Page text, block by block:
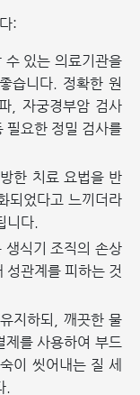
:
수 있는 의료기관을
습니다. 정확한 원
, 자궁경부암 검사
필요한 정밀 검사를
한 치료 요법을 반
되었다고 느끼더라
니다.
생식기 조직의 손상
성관계를 피하는 것
지하되, 깨끗한 물
제를 사용하여 부드
이 씻어내는 질 세
.